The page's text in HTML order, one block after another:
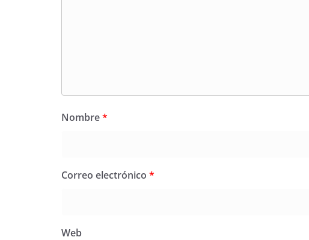
Nombre*
Correo electrónico *
Web